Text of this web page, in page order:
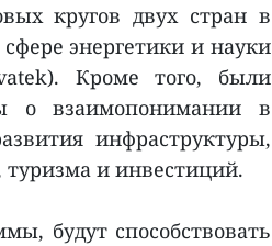
кругов двух стран в
энергетики и науки
Кроме того, были
о взаимопонимании в
инфраструктуры,
и инвестиций.
будут способствовать